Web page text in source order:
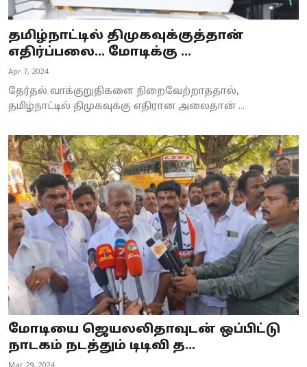
தமிழ்நாட்டில் திமுகவுக்குத்தான்
எதிர்ப்பலை... மோடிக்கு ...
Apr 7, 2024
தேர்தல் வாக்குறுதிகளை நிறைவேற்றாததால்,
தமிழ்நாட்டில் திமுகவுக்கு எதிரான அலைதான் ...
மோடியை ஜெயலலிதாவுடன் ஒப்பிட்டு
நாடகம் நடத்தும் டிடிவி த...